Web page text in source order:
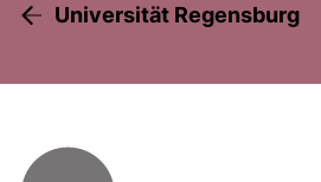
Universität Regensburg